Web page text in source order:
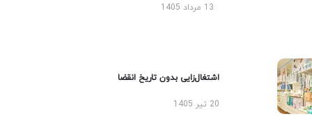
13 مرداد 1405
اشتغال‌زایی بدون تاریخ انقضا
20 تیر 1405